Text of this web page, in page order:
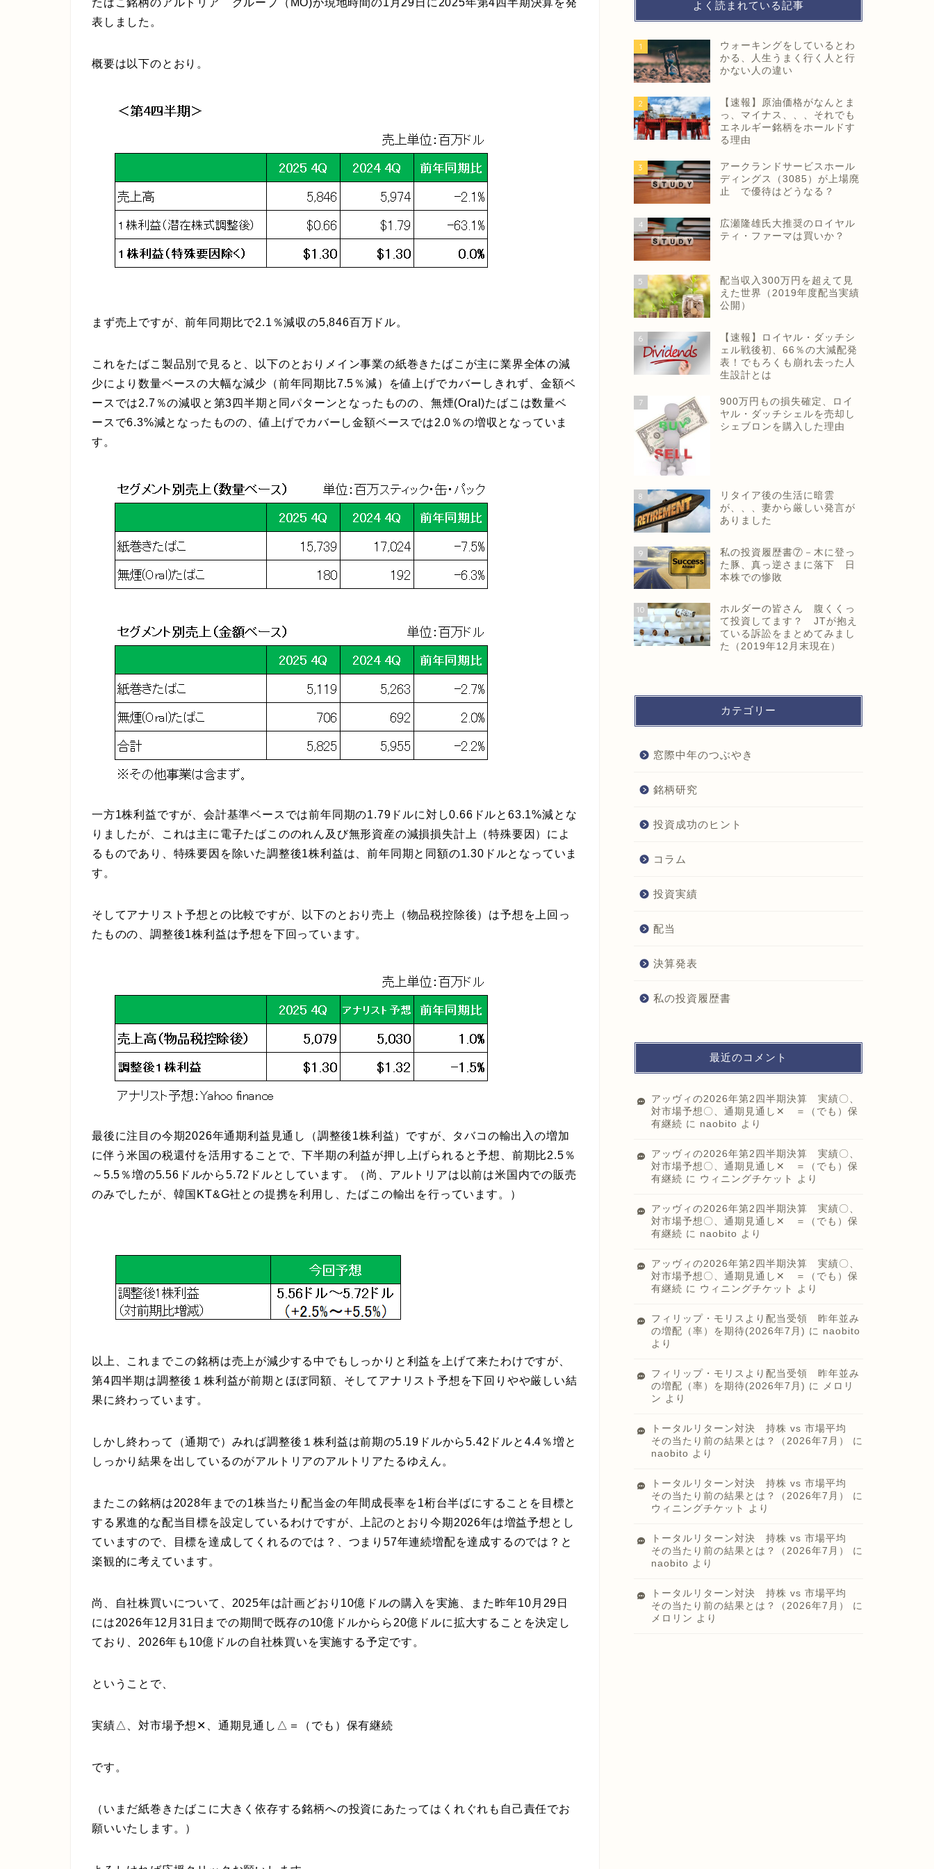
たばこ銘柄のアルトリア グループ（MO)が現地時間の1月29日に2025年第4四半期決算を発
表しました。
概要は以下のとおり。
まず売上ですが、前年同期比で2.1％減収の5,846百万ドル。
これをたばこ製品別で見ると、以下のとおりメイン事業の紙巻きたばこが主に業界全体の減
少により数量ベースの大幅な減少（前年同期比7.5％減）を値上げでカバーしきれず、金額ベ
ースでは2.7％の減収と第3四半期と同パターンとなったものの、無煙(Oral)たばこは数量ベ
ースで6.3%減となったものの、値上げでカバーし金額ベースでは2.0％の増収となっていま
す。
一方1株利益ですが、会計基準ベースでは前年同期の1.79ドルに対し0.66ドルと63.1%減とな
りましたが、これは主に電子たばこののれん及び無形資産の減損損失計上（特殊要因）によ
るものであり、特殊要因を除いた調整後1株利益は、前年同期と同額の1.30ドルとなっていま
す。
そしてアナリスト予想との比較ですが、以下のとおり売上（物品税控除後）は予想を上回っ
たものの、調整後1株利益は予想を下回っています。
最後に注目の今期2026年通期利益見通し（調整後1株利益）ですが、タバコの輸出入の増加
に伴う米国の税還付を活用することで、下半期の利益が押し上げられると予想、前期比2.5％
～5.5％増の5.56ドルから5.72ドルとしています。（尚、アルトリアは以前は米国内での販売
のみでしたが、韓国KT&G社との提携を利用し、たばこの輸出を行っています。）
以上、これまでこの銘柄は売上が減少する中でもしっかりと利益を上げて来たわけですが、
第4四半期は調整後１株利益が前期とほぼ同額、そしてアナリスト予想を下回りやや厳しい結
果に終わっています。
しかし終わって（通期で）みれば調整後１株利益は前期の5.19ドルから5.42ドルと4.4％増と
しっかり結果を出しているのがアルトリアのアルトリアたるゆえん。
またこの銘柄は2028年までの1株当たり配当金の年間成長率を1桁台半ばにすることを目標と
する累進的な配当目標を設定しているわけですが、上記のとおり今期2026年は増益予想とし
ていますので、目標を達成してくれるのでは？、つまり57年連続増配を達成するのでは？と
楽観的に考えています。
尚、自社株買いについて、2025年は計画どおり10億ドルの購入を実施、また昨年10月29日
には2026年12月31日までの期間で既存の10億ドルからら20億ドルに拡大することを決定し
ており、2026年も10億ドルの自社株買いを実施する予定です。
ということで、
実績△、対市場予想✕、通期見通し△＝（でも）保有継続
です。
（いまだ紙巻きたばこに大きく依存する銘柄への投資にあたってはくれぐれも自己責任でお
願いいたします。）
よく読まれている記事
1
ウォーキングをしているとわ
かる、人生うまく行く人と行
かない人の違い
2
【速報】原油価格がなんとま
っ、マイナス、、、それでも
エネルギー銘柄をホールドす
る理由
3
アークランドサービスホール
ディングス（3085）が上場廃
止 で優待はどうなる？
4
広瀬隆雄氏大推奨のロイヤル
ティ・ファーマは買いか？
5
配当収入300万円を超えて見
えた世界（2019年度配当実績
公開）
6
【速報】ロイヤル・ダッチシ
ェル戦後初、66％の大減配発
表！でもろくも崩れ去った人
生設計とは
7
900万円もの損失確定、ロイ
ヤル・ダッチシェルを売却し
シェブロンを購入した理由
8
リタイア後の生活に暗雲
が、、、妻から厳しい発言が
ありました
9
私の投資履歴書⑦－木に登っ
た豚、真っ逆さまに落下 日
本株での惨敗
10
ホルダーの皆さん 腹くくっ
て投資してます？ JTが抱え
ている訴訟をまとめてみまし
た（2019年12月末現在）
カテゴリー
窓際中年のつぶやき
銘柄研究
投資成功のヒント
コラム
投資実績
配当
決算発表
私の投資履歴書
最近のコメント
アッヴィの2026年第2四半期決算 実績〇、
対市場予想〇、通期見通し✕ ＝（でも）保
有継続 に naobito より
アッヴィの2026年第2四半期決算 実績〇、
対市場予想〇、通期見通し✕ ＝（でも）保
有継続 に ウィニングチケット より
アッヴィの2026年第2四半期決算 実績〇、
対市場予想〇、通期見通し✕ ＝（でも）保
有継続 に naobito より
アッヴィの2026年第2四半期決算 実績〇、
対市場予想〇、通期見通し✕ ＝（でも）保
有継続 に ウィニングチケット より
フィリップ・モリスより配当受領 昨年並み
の増配（率）を期待(2026年7月) に naobito
より
フィリップ・モリスより配当受領 昨年並み
の増配（率）を期待(2026年7月) に メロリ
ン より
トータルリターン対決 持株 vs 市場平均
その当たり前の結果とは？（2026年7月）
に
naobito より
トータルリターン対決 持株 vs 市場平均
その当たり前の結果とは？（2026年7月）
に
ウィニングチケット
より
トータルリターン対決 持株 vs 市場平均
その当たり前の結果とは？（2026年7月）
に
naobito より
トータルリターン対決 持株 vs 市場平均
その当たり前の結果とは？（2026年7月）
に
メロリン より